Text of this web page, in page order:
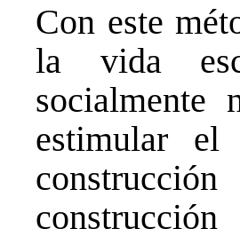
Con este
la vida
socialmente
estimular el